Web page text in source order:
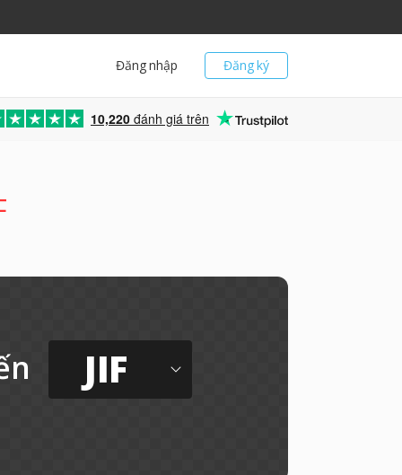
Đăng ký
Đăng nhập
10,220 đánh giá trên
JIF